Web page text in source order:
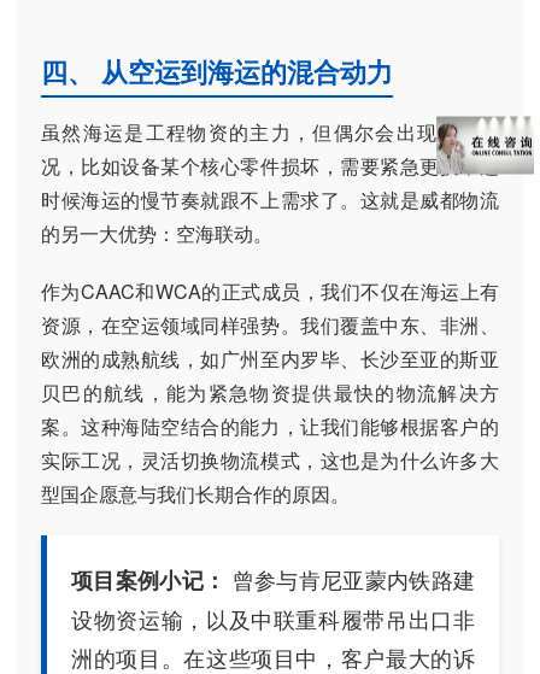
四、 从空运到海运的混合动力
虽然海运是工程物资的主力，但偶尔会出现突发情
况，比如设备某个核心零件损坏，需要紧急更换，这
时候海运的慢节奏就跟不上需求了。这就是威都物流
的另一大优势：空海联动。
作为CAAC和WCA的正式成员，我们不仅在海运上有
资源，在空运领域同样强势。我们覆盖中东、非洲、
欧洲的成熟航线，如广州至内罗毕、长沙至亚的斯亚
贝巴的航线，能为紧急物资提供最快的物流解决方
案。这种海陆空结合的能力，让我们能够根据客户的
实际工况，灵活切换物流模式，这也是为什么许多大
型国企愿意与我们长期合作的原因。
项目案例小记： 曾参与肯尼亚蒙内铁路建
设物资运输，以及中联重科履带吊出口非
洲的项目。在这些项目中，客户最大的诉